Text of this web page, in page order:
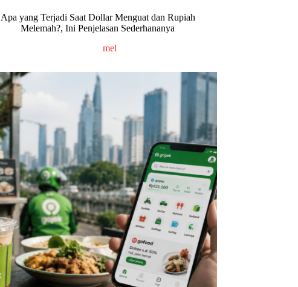
Apa yang Terjadi Saat Dollar Menguat dan Rupiah
Melemah?, Ini Penjelasan Sederhananya
mel